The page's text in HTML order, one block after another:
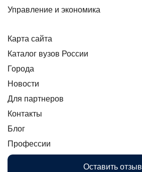
Управление и экономика
Карта сайта
Каталог вузов России
Города
Новости
Для партнеров
Контакты
Блог
Профессии
Оставить отзыв